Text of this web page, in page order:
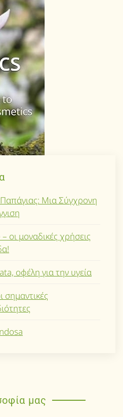
Μια Σύγχρονη
οι μοναδικές χρήσεις
οφέλη για την υγεία
σημαντικές
μας